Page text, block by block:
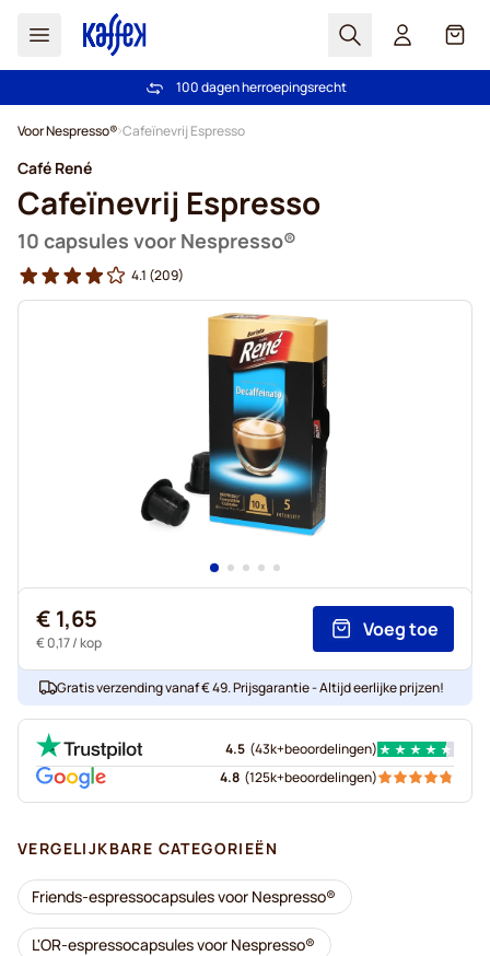
Zoek Cart
Gratis vanaf € 49
100 dagen herroepingsrecht
Voor Nespresso® Cafeïnevrij Espresso
Café René
Cafeïnevrij Espresso
10 capsules voor Nespresso®
4.1 (209)
€ 1,65
€ 0,17/ kop
Voeg toe
Gratis verzending vanaf € 49. Prijsgarantie - Altijd eerlijke prijzen!
4.5 (43k+beoordelingen)
4.8 (125k+beoordelingen)
VERGELIJKBARE CATEGORIEËN
Friends-espressocapsules voor Nespresso®
L'OR-espressocapsules voor Nespresso®